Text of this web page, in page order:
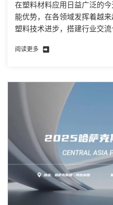
在塑料材料应用日益广泛的
能优势，在各领域发挥着越
塑料技术进步，搭建行业交
阅读更多